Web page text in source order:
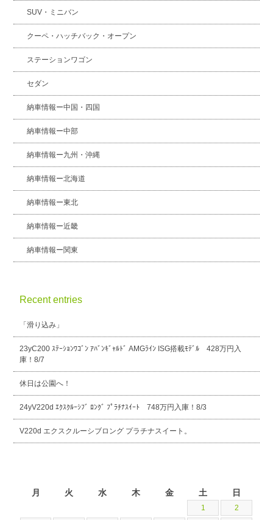
SUV・ミニバン
クーペ・ハッチバック・オープン
ステーションワゴン
セダン
納車情報ー中国・四国
納車情報ー中部
納車情報ー九州・沖縄
納車情報ー北海道
納車情報ー東北
納車情報ー近畿
納車情報ー関東
Recent entries
「滑り込み」
23yC200 ｽﾃｰｼｮﾝﾜｺﾞﾝ ｱﾊﾞﾝｷﾞｬﾙﾄﾞ AMGﾗｲﾝ ISG搭載ﾓﾃﾞﾙ 428万円入
庫！8/7
休日は公園へ！
24yV220d ｴｸｽｸﾙｰｼﾌﾞ ﾛﾝｸﾞ ﾌﾟﾗﾁﾅｽｲｰﾄ 748万円入庫！8/3
V220d エクスクルーシブロング プラチナスイート。
月 火 水 木 金 土 日
1 2